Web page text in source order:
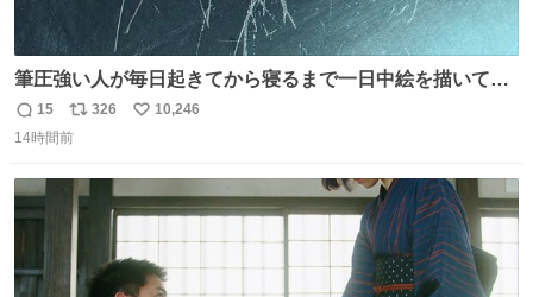
筆圧強い人が毎日起きてから寝るまで一日中絵を描いてる
とこうなる。 異常事態です。
返
信
15
リ
ポ
ト
数
326
い
数
10,246
14時間前